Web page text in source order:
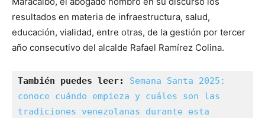
resultados en materia de infraestructura, salud,
educación, vialidad, entre otras, de la gestión por tercer
año consecutivo del alcalde Rafael Ramírez Colina.
También puedes leer:
Semana Santa 2025:
conoce cuándo empieza y cuáles son las
tradiciones venezolanas durante esta